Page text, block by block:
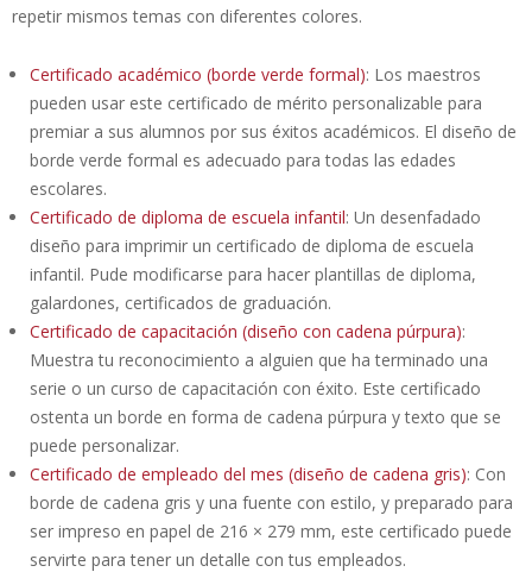
repetir mismos temas con diferentes colores.
Certificado académico (borde verde formal): Los maestros
pueden usar este certificado de mérito personalizable para
premiar a sus alumnos por sus éxitos académicos. El diseño de
borde verde formal es adecuado para todas las edades
escolares.
Certificado de diploma de escuela infantil: Un desenfadado
diseño para imprimir un certificado de diploma de escuela
infantil. Pude modificarse para hacer plantillas de diploma,
galardones, certificados de graduación.
Certificado de capacitación (diseño con cadena púrpura):
Muestra tu reconocimiento a alguien que ha terminado una
serie o un curso de capacitación con éxito. Este certificado
ostenta un borde en forma de cadena púrpura y texto que se
puede personalizar.
Certificado de empleado del mes (diseño de cadena gris): Con
borde de cadena gris y una fuente con estilo, y preparado para
ser impreso en papel de 216 × 279 mm, este certificado puede
servirte para tener un detalle con tus empleados.